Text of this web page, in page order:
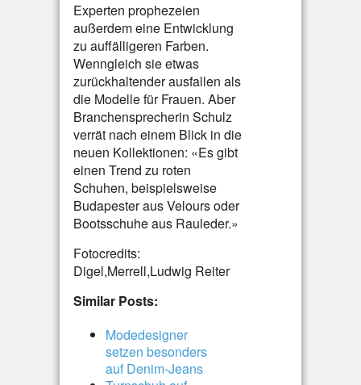
Experten prophezeien
außerdem eine Entwicklung
zu auffälligeren Farben.
Wenngleich sie etwas
zurückhaltender ausfallen als
die Modelle für Frauen. Aber
Branchensprecherin Schulz
verrät nach einem Blick in die
neuen Kollektionen: «Es gibt
einen Trend zu roten
Schuhen, beispielsweise
Budapester aus Velours oder
Bootsschuhe aus Rauleder.»
Fotocredits:
Digel,Merrell,Ludwig Reiter
Similar Posts:
Modedesigner
setzen besonders
auf Denim-Jeans